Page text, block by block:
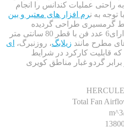
کندانس را انجام
نرم افزار های معتبر و بین
طراحی گردیده
است.کندانسور طراحی شده دارای6 عدد فن با قطر 80 سانتی متر
مانند زیلابگ، روزنبرگ،ای
کارکرد در شرایط
غبار مناطق کویری
Total